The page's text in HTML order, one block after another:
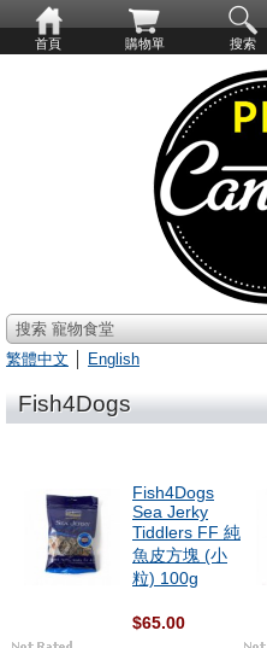
首頁 購物單 搜索
搜索 寵物食堂
繁體中文
English
Fish4Dogs
Fish4Dogs
Sea Jerky
Tiddlers FF 純
魚皮方塊 (小
粒) 100g
$65.00